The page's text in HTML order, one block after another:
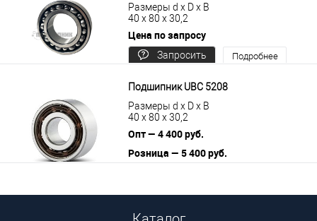
Размеры d x D x B
40 x 80 x 30,2
Цена по запросу
Запросить
Подробнее
Подшипник UBC 5208
Размеры d x D x B
40 x 80 x 30,2
Опт — 4 400 руб.
Розница — 5 400 руб.